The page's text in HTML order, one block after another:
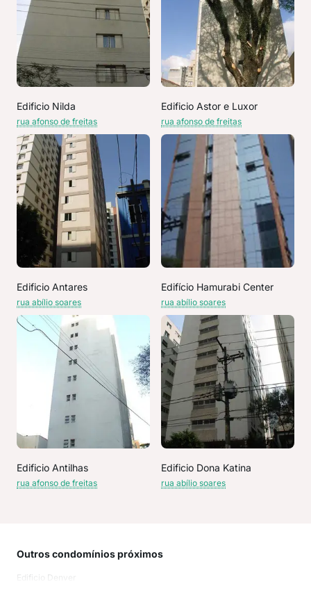
Edificio Nilda
rua afonso de freitas
Edificio Astor e Luxor
rua afonso de freitas
Edificio Antares
rua abílio soares
Edifício Hamurabi Center
rua abílio soares
Edificio Antilhas
rua afonso de freitas
Edificio Dona Katina
rua abílio soares
Outros condomínios próximos
Edificio Denver